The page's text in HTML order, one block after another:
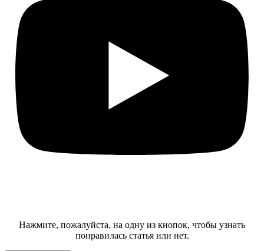
Нажмите, пожалуйста, на одну из кнопок, чтобы узнать
понравилась статья или нет.